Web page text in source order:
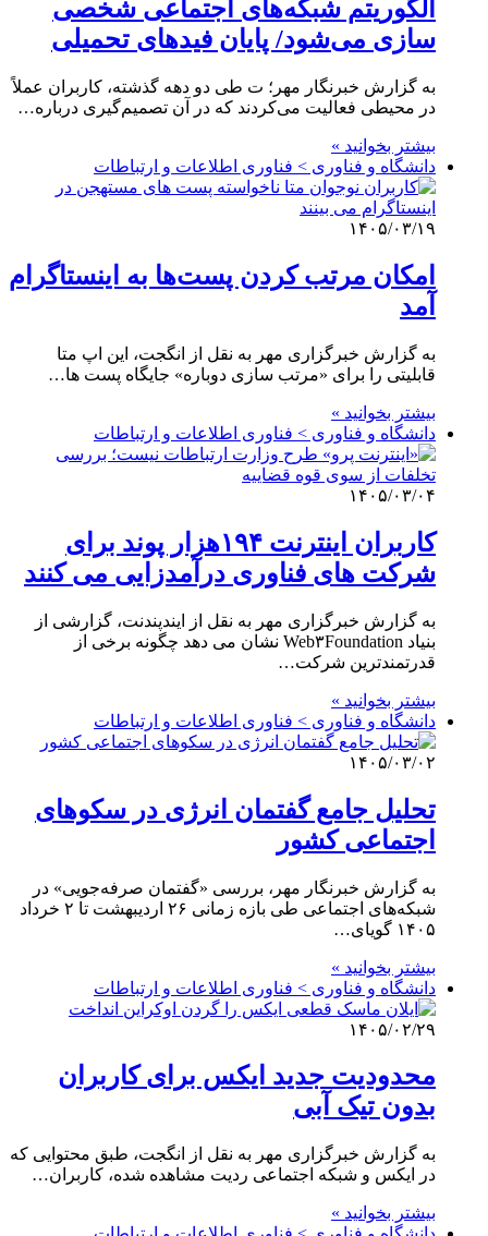
الگوریتم شبکه‌های اجتماعی شخصی
سازی می‌شود/ پایان فیدهای تحمیلی
به گزارش خبرنگار مهر؛ ت طی دو دهه گذشته، کاربران عملاً
در محیطی فعالیت می‌کردند که در آن تصمیم‌گیری درباره…
بیشتر بخوانید »
دانشگاه و فناوری > فناوری اطلاعات و ارتباطات
۱۴۰۵/۰۳/۱۹
امکان مرتب کردن پست‌ها به اینستاگرام
آمد
به گزارش خبرگزاری مهر به نقل از انگجت، این اپ متا
قابلیتی را برای «مرتب سازی دوباره» جایگاه پست ها…
بیشتر بخوانید »
دانشگاه و فناوری > فناوری اطلاعات و ارتباطات
۱۴۰۵/۰۳/۰۴
کاربران اینترنت ۱۹۴هزار پوند برای
شرکت های فناوری درآمدزایی می کنند
به گزارش خبرگزاری مهر به نقل از ایندپندنت، گزارشی از
بنیاد Web۳Foundation نشان می دهد چگونه برخی از
قدرتمندترین شرکت…
بیشتر بخوانید »
دانشگاه و فناوری > فناوری اطلاعات و ارتباطات
۱۴۰۵/۰۳/۰۲
تحلیل جامع گفتمان انرژی در سکوهای
اجتماعی کشور
به گزارش خبرنگار مهر، بررسی «گفتمان صرفه‌جویی» در
شبکه‌های اجتماعی طی بازه زمانی ۲۶ اردیبهشت تا ۲ خرداد
۱۴۰۵ گویای…
بیشتر بخوانید »
دانشگاه و فناوری > فناوری اطلاعات و ارتباطات
۱۴۰۵/۰۲/۲۹
محدودیت جدید ایکس برای کاربران
بدون تیک آبی
به گزارش خبرگزاری مهر به نقل از انگجت، طبق محتوایی که
در ایکس و شبکه اجتماعی ردیت مشاهده شده، کاربران…
بیشتر بخوانید »